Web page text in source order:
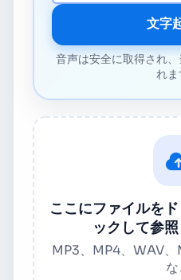
文字
音声は安全に取得され
れま
ここにファイルを
ックして参
MP3、MP4、WAV